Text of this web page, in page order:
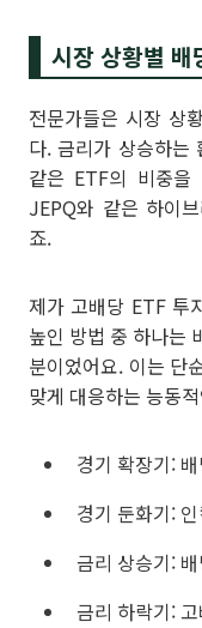
시장 상황별
전문가들은 시장 상
다. 금리가 상승하는
같은 ETF의 비중
JEPQ와 같은 하이
죠.
제가 고배당 ETF 투
높인 방법 중 하나는
분이었어요. 이는 단
맞게 대응하는 능동
경기 확장기:
경기 둔화기:
금리 상승기:
금리 하락기: